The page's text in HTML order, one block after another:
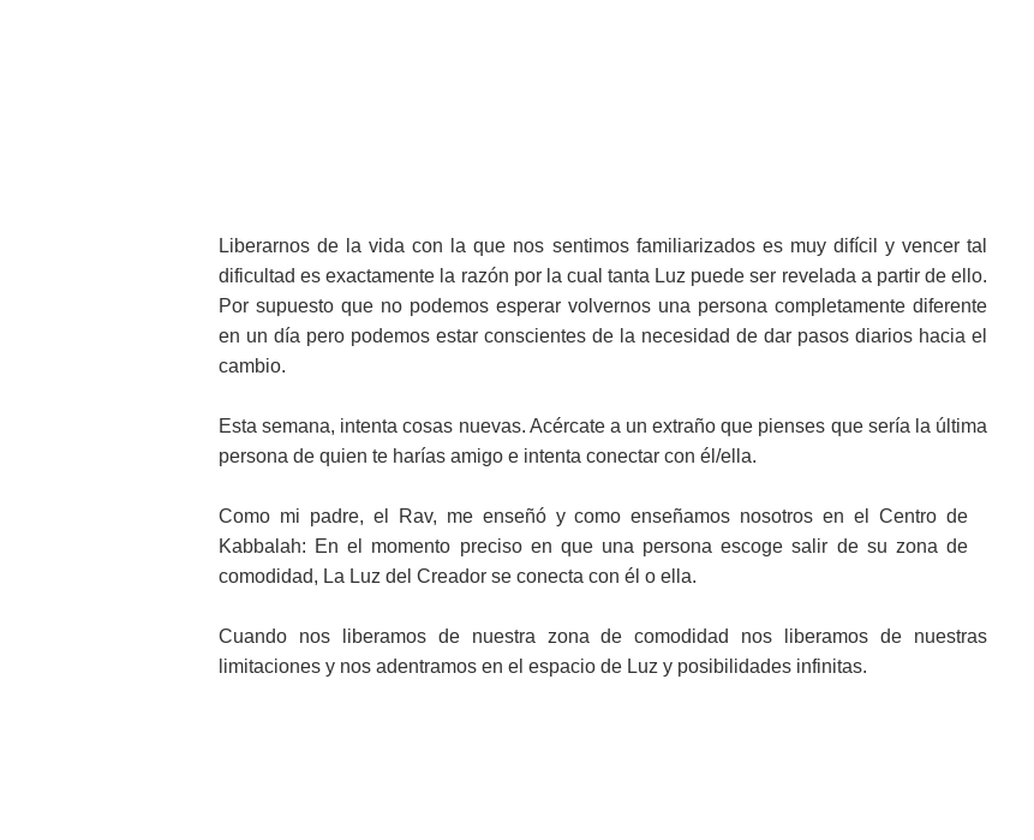
Liberarnos de la vida con la que nos sentimos familiarizados es muy difícil y vencer tal
dificultad es exactamente la razón por la cual tanta Luz puede ser revelada a partir de ello.
Por supuesto que no podemos esperar volvernos una persona completamente diferente
en un día pero podemos estar conscientes de la necesidad de dar pasos diarios hacia el
cambio.
Esta semana, intenta cosas nuevas. Acércate a un extraño que pienses que sería la última
persona de quien te harías amigo e intenta conectar con él/ella.
Como mi padre, el Rav, me enseñó y como enseñamos nosotros en el Centro de
Kabbalah: En el momento preciso en que una persona escoge salir de su zona de
comodidad, La Luz del Creador se conecta con él o ella.
Cuando nos liberamos de nuestra zona de comodidad nos liberamos de nuestras
limitaciones y nos adentramos en el espacio de Luz y posibilidades infinitas.